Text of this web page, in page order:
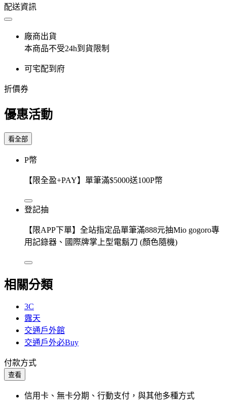
配送資訊
廠商出貨
本商品不受24h到貨限制
可宅配到府
折價券
優惠活動
看全部
P幣
【限全盈+PAY】單筆滿$5000送100P幣
登記抽
【限APP下單】全站指定品單筆滿888元抽Mio gogoro專
用記錄器、國際牌掌上型電鬍刀 (顏色隨機)
相關分類
3C
露天
交通戶外館
交通戶外必Buy
付款方式
查看
信用卡、無卡分期、行動支付，與其他多種方式